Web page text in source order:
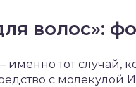
волос»:
именно тот случай,
с молекулой